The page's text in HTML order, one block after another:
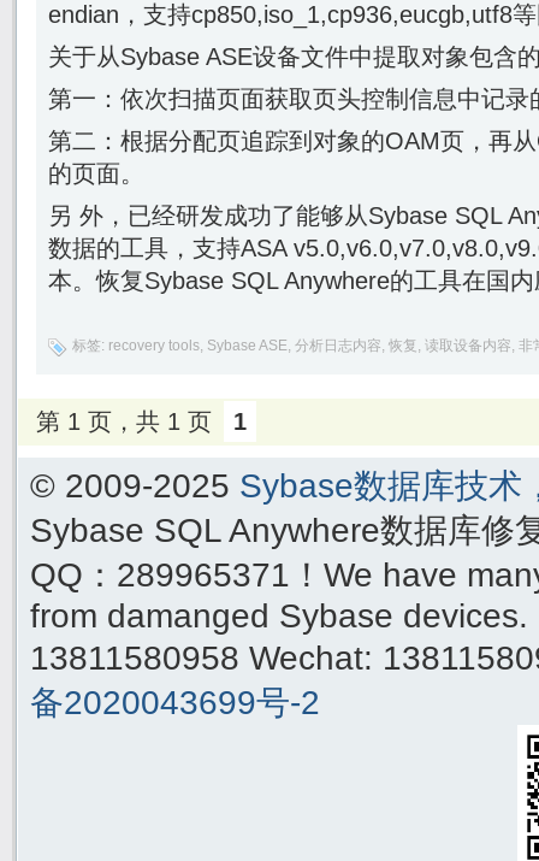
endian，支持cp850,iso_1,cp936,eucgb,utf8
关于从Sybase ASE设备文件中提取对象包含
第一：依次扫描页面获取页头控制信息中记录
第二：根据分配页追踪到对象的OAM页，再
的页面。
另 外，已经研发成功了能够从Sybase SQL
数据的工具，支持ASA
本。恢复Sybase SQL Anywhere的工具在国
标签: recovery tools, Sybase ASE, 分析日志内容, 恢复 , 读取设备内容, 非
第 1 页，共 1 页 1
© 2009-2025 Sybase数据库技术
Sybase SQL Anywhere数据库修
QQ：289965371！We have
from damanged Sybase
13811580958 Wechat:
备2020043699号-2